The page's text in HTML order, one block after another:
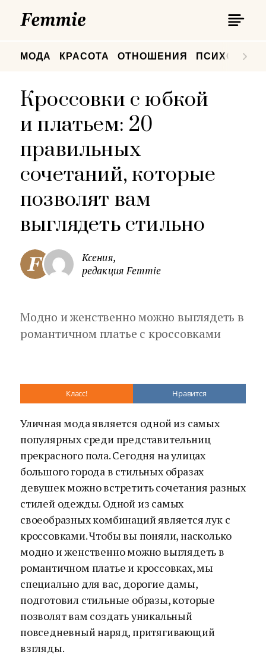
МОДА КРАСОТА ОТНОШЕНИЯ
Кроссовки с юбкой
и платьем: 20
правильных
сочетаний, которые
позволят вам
выглядеть стильно
Ксения,
редакция Femmie
Модно и женственно можно выглядеть в
романтичном платье с кроссовками
Класс! Нравится
Уличная мода является одной из самых
популярных среди представительниц
прекрасного пола. Сегодня на улицах
большого города в стильных образах
девушек можно встретить сочетания разных
стилей одежды. Одной из самых
своеобразных комбинаций является лук с
кроссовками. Чтобы вы поняли, насколько
модно и женственно можно выглядеть в
романтичном платье и кроссовках, мы
специально для вас, дорогие дамы,
подготовил стильные образы, которые
позволят вам создать уникальный
повседневный наряд, притягивающий
взгляды.